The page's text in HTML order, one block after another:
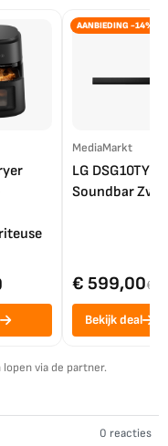
AANBIEDING -14%
MediaMarkt
LG DSG10TY
Soundbar
€ 599,00€
Bekijk deal
via de partner.
0 reacties